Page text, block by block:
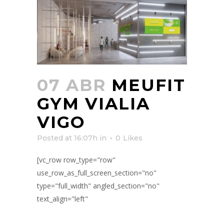
07 ABR MEUFIT
GYM VIALIA
VIGO
Posted at 16:07h in 0 Likes
[vc_row row_type="row"
use_row_as_full_screen_section="no"
type="full_width" angled_section="no"
text_align="left"